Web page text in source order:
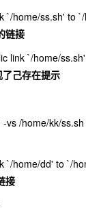
`/home/ss.sh' to
链接
link `/home/
己存在提示
vs /home/kk/
`/home/dd' to `/
接